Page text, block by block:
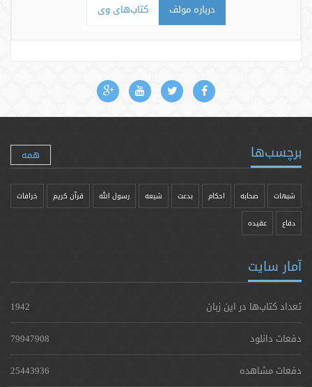
درباره مولف کتاب‌های وی
برچسب‌ها همه
شبهات صحابه احکام بدعت شیعه رسول الله قرآن کریم خرافات
دفاع عقیده
آمار سایت
تعداد کتاب‌ها در این زبان
1942
دفعات دانلود
79947908
دفعات مشاهده
25443936